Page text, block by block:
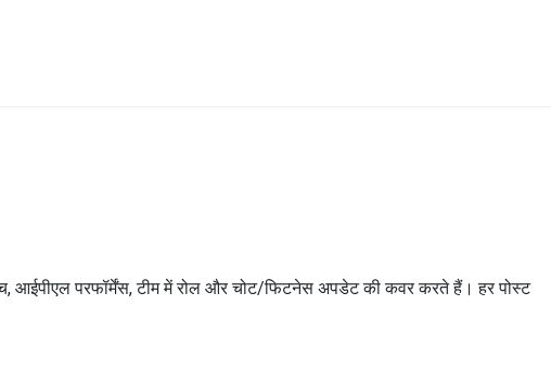
आईपीएल परफॉर्मेंस, टीम में रोल और चोट/फिटनेस अपडेट की कवर करते हैं। हर पोस्ट